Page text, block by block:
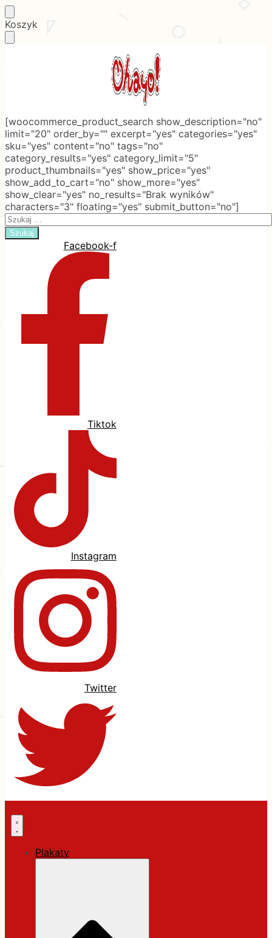
Skip
to
Skip
to
Koszyk
[woocommerce_product_search show_description="no"
limit="20" order_by="" excerpt="yes" categories="yes"
sku="yes" content="no" tags="no"
category_results="yes" category_limit="5"
product_thumbnails="yes" show_price="yes"
show_add_to_cart="no" show_more="yes"
show_clear="yes" no_results="Brak wyników"
characters="3" floating="yes" submit_button="no"]
Search
for:
Facebook-f
Tiktok
Instagram
Twitter
Plakaty